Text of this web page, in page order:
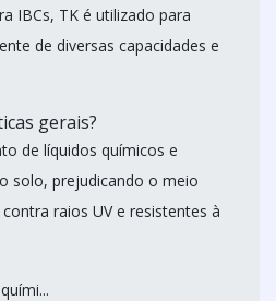
IBCs, TK é utilizado para
de diversas capacidades e
gerais?
de líquidos químicos e
solo, prejudicando o meio
raios UV e resistentes à